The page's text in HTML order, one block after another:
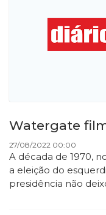
Watergate
27/08/2022 00:00
A década de 1970,
a eleição do
presidência não